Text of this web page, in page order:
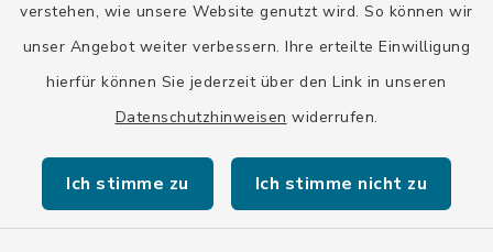
verstehen, wie unsere Website genutzt wird. So können wir
unser Angebot weiter verbessern. Ihre erteilte Einwilligung
hierfür können Sie jederzeit über den Link in unseren
Datenschutzhinweisen widerrufen.
Ich stimme zu Ich stimme nicht zu
Quicklinks
Stadt Wolfratshausen
Kontakt